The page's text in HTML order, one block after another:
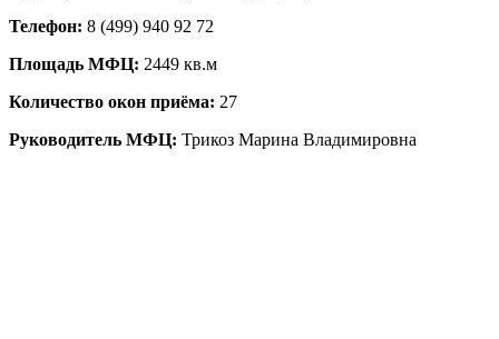
Телефон: 8 (499) 940 92 72
Площадь МФЦ: 2449 кв.м
Количество окон приёма: 27
Руководитель МФЦ: Трикоз Марина Владимировна